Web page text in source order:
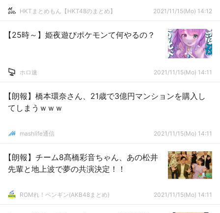
HKTまとめもん【HKT48のまとめ】 2021/11/15(Mo) 14:12
【25時～】姫夜遊びポケモンて何やるの？
ホロ速 2021/11/15(Mo) 14:11
【朗報】橋本環奈さん、21歳で3億円マンションを購入し
てしまうｗｗｗ
mashlife通信 2021/11/15(Mo) 14:11
【朗報】チーム8髙橋彩音ちゃん、あの松井
先輩と地上波で夢の共演決定！！
ROMれ！ペンギン(AKB48まとめ) 2021/11/15(Mo) 14:11